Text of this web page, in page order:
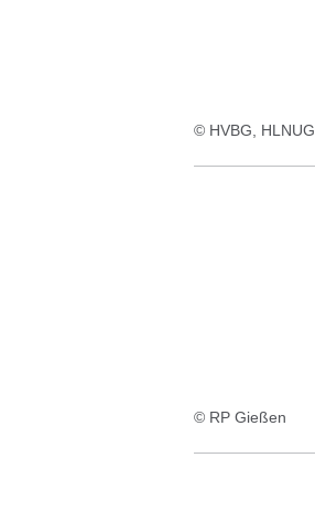
© HVBG, HLNUG
© RP Gießen